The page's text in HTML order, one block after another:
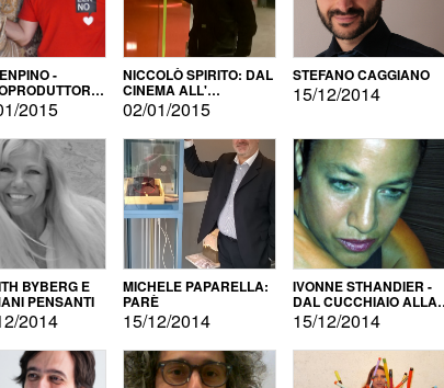
-
2015
NICCOLÒ SPIRITO: DAL
CINEMA ALL'
AUTOPRODUZIONE
02/01/2015
STEFANO CAGGIANO
15/12/2014
BYBERG E
PENSANTI
2014
MICHELE PAPARELLA:
PARÈ
15/12/2014
IVONNE STHANDIER -
DAL CUCCHIAIO ALLA
CITTÀ
15/12/2014